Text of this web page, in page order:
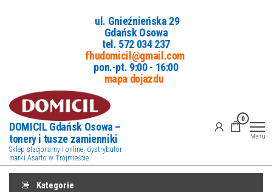
ul. Gnieźnieńska 29
Gdańsk Osowa
tel. 572 034 237
fhudomicil@gmail.com
pon.-pt. 9:00 - 16:00
mapa dojazdu
DOMICIL Gdańsk Osowa –
tonery i tusze zamienniki
Sklep stacjonarny i online, dystrybutor
marki Asarto w Trójmieście.
0
Menu
Kategorie